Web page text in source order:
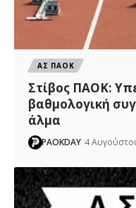
ΑΣ ΠΑΟΚ
Στίβος ΠΑΟΚ:
βαθμολογική
άλμα
PAOKDAY 4